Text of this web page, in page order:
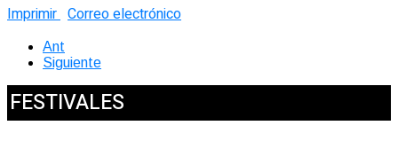
Imprimir Correo electrónico
Ant
Siguiente
FESTIVALES